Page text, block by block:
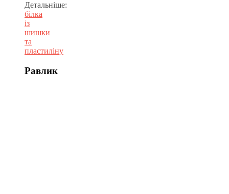
Детальніше:
білка
із
шишки
та
пластиліну
Равлик